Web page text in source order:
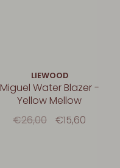
LIEWOOD
Miguel Water Blazer -
Yellow Mellow
€26,00
€15,60